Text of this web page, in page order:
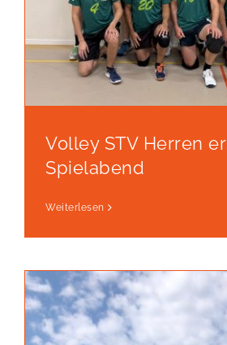
Volley STV Herren
Spielabend
Weiterlesen